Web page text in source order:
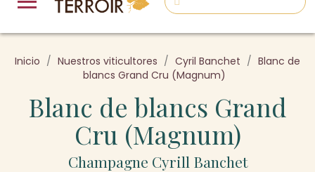
Inicio Nuestros viticultores Cyril Banchet
Blanc de
blancs Grand Cru (Magnum)
Blanc de blancs Grand
Cru (Magnum)
Champagne Cyrill Banchet